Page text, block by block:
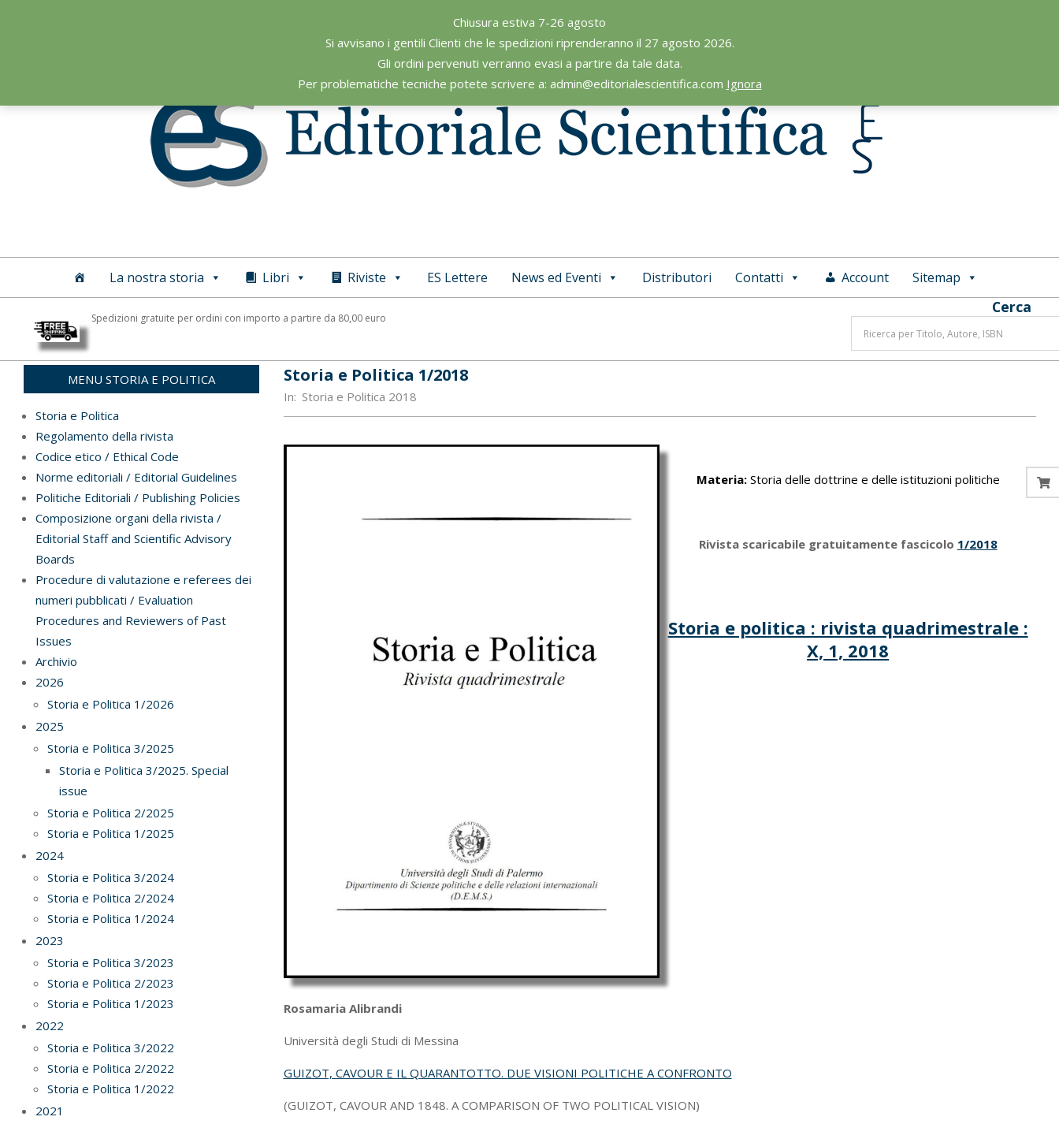
Chiusura estiva 7-26 agosto
Si avvisano i gentili Clienti che le spedizioni riprenderanno il 27 agosto 2026.
Gli ordini pervenuti verranno evasi a partire da tale data.
Per problematiche tecniche potete scrivere a: admin@editorialescientifica.com Ignora
Editoriale
Scientifica
Primary
La nostra storia Libri Riviste ES Lettere News ed Eventi Distributori Contatti Account Sitemap
Spedizioni gratuite per ordini con importo a partire da 80,00 euro
Cerca
Storia e Politica 1/2018
In: Storia e Politica 2018
Materia:Storia delle dottrine e delle istituzioni politiche
Rivista scaricabile gratuitamente fascicolo 1/2018
Storia e politica : rivista quadrimestrale :
X, 1, 2018
Rosamaria Alibrandi
Università degli Studi di Messina
GUIZOT, CAVOUR E IL QUARANTOTTO. DUE VISIONI POLITICHE A CONFRONTO
(GUIZOT, CAVOUR AND 1848. A COMPARISON OF TWO POLITICAL VISION)
MENU STORIA E POLITICA
Storia e Politica
Regolamento della rivista
Codice etico / Ethical Code
Norme editoriali / Editorial Guidelines
Politiche Editoriali / Publishing Policies
Composizione organi della rivista /
Editorial Staff and Scientific Advisory
Boards
Procedure di valutazione e referees dei
numeri pubblicati / Evaluation
Procedures and Reviewers of Past
Issues
Archivio
2026
Storia e Politica 1/2026
2025
Storia e Politica 3/2025
Storia e Politica 3/2025. Special
issue
Storia e Politica 2/2025
Storia e Politica 1/2025
2024
Storia e Politica 3/2024
Storia e Politica 2/2024
Storia e Politica 1/2024
2023
Storia e Politica 3/2023
Storia e Politica 2/2023
Storia e Politica 1/2023
2022
Storia e Politica 3/2022
Storia e Politica 2/2022
Storia e Politica 1/2022
2021